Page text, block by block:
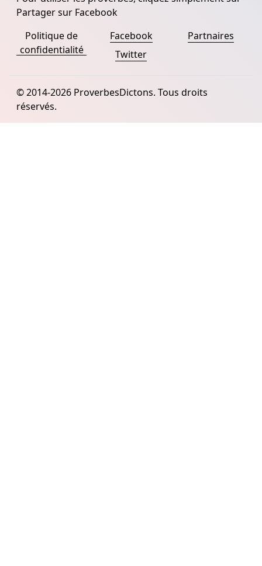
Partager sur Facebook
Politique de
confidentialité
Facebook
Twitter
Partnaires
© 2014-2026 ProverbesDictons. Tous droits
réservés.